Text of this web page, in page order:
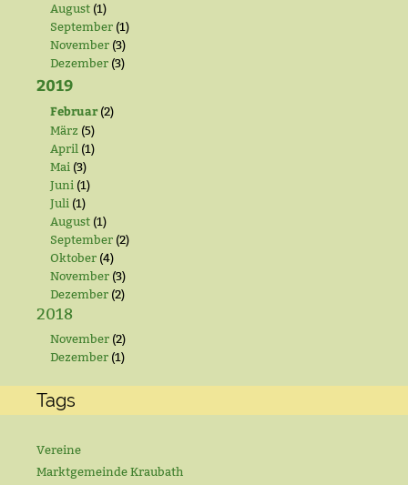
August (1)
September (1)
November (3)
Dezember (3)
2019
Februar(2)
März (5)
April (1)
Mai (3)
Juni (1)
Juli (1)
August (1)
September (2)
Oktober (4)
November (3)
Dezember (2)
2018
November (2)
Dezember (1)
Tags
Vereine
Marktgemeinde Kraubath